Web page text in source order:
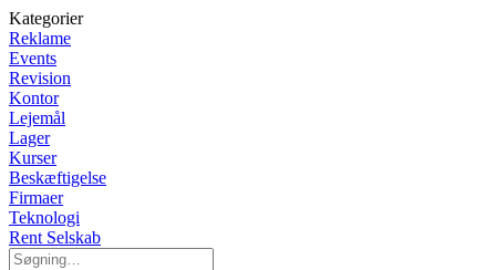
Kategorier
Reklame
Events
Revision
Kontor
Lejemål
Lager
Kurser
Beskæftigelse
Firmaer
Teknologi
Rent Selskab